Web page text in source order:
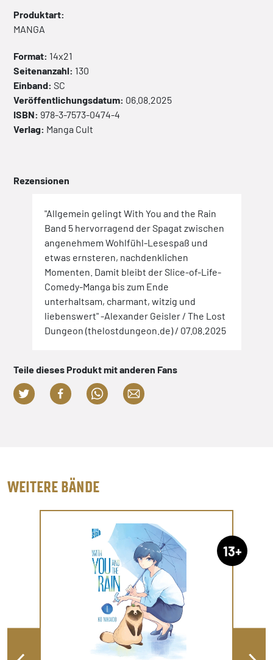
Produktart:
MANGA
Format: 14x21
Seitenanzahl: 130
Einband: SC
Veröffentlichungsdatum: 06.08.2025
ISBN: 978-3-7573-0474-4
Verlag: Manga Cult
Rezensionen
"Allgemein gelingt With You and the Rain
Band 5 hervorragend der Spagat zwischen
angenehmem Wohlfühl-Lesespaß und
etwas ernsteren, nachdenklichen
Momenten. Damit bleibt der Slice-of-Life-
Comedy-Manga bis zum Ende
unterhaltsam, charmant, witzig und
liebenswert" -Alexander Geisler / The Lost
Dungeon (thelostdungeon.de) / 07.08.2025
Teile dieses Produkt mit anderen Fans
WEITERE BÄNDE
13+